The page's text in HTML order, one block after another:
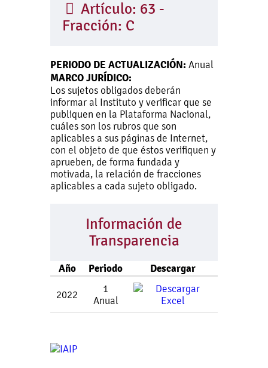
Artículo: 63 -
Fracción: C
PERIODO DE ACTUALIZACIÓN: Anual
MARCO JURÍDICO:
Los sujetos obligados deberán
informar al Instituto y verificar que se
publiquen en la Plataforma Nacional,
cuáles son los rubros que son
aplicables a sus páginas de Internet,
con el objeto de que éstos verifiquen y
aprueben, de forma fundada y
motivada, la relación de fracciones
aplicables a cada sujeto obligado.
Información de
Transparencia
Año Periodo Descargar
2022
1
Anual